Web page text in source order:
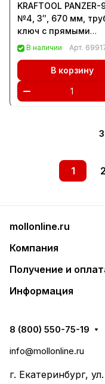
KRAFTOOL PANZER-
№4, 3″, 670 мм,
ключ с прямыми
губками (2734-30)
В наличии Арт.
В корзину
1 2
mollonline.ru
Компания
Получение и
Информация
8 (800) 550-75-19
info@mollonline.ru
г. Екатеринбург,